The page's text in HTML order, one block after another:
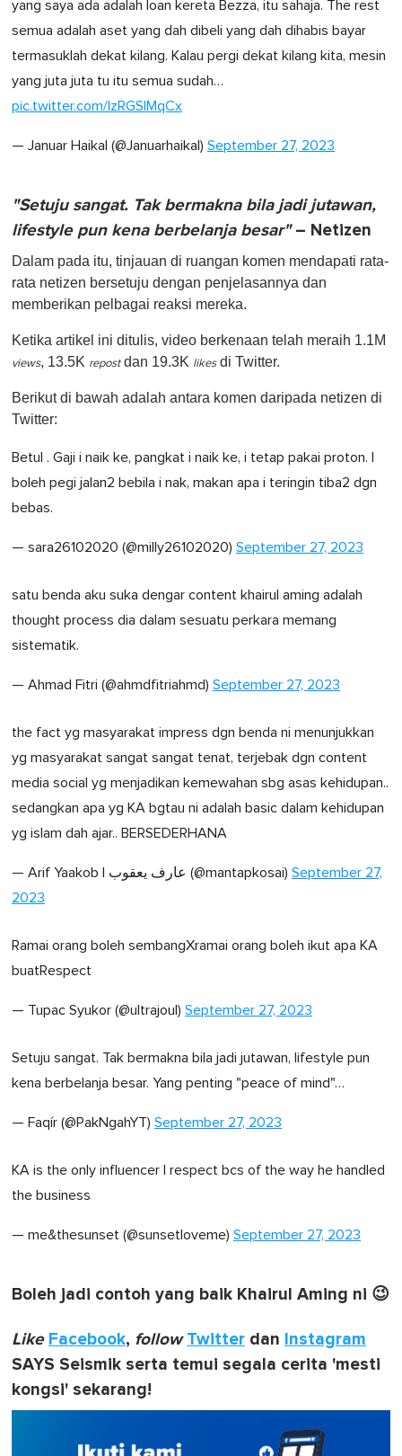
yang saya ada adalah loan kereta Bezza, itu sahaja. The rest
semua adalah aset yang dah dibeli yang dah dihabis bayar
termasuklah dekat kilang. Kalau pergi dekat kilang kita, mesin
yang juta juta tu itu semua sudah…
pic.twitter.com/lzRGSIMqCx
— Januar Haikal (@Januarhaikal) September 27, 2023
"Setuju sangat. Tak bermakna bila jadi jutawan,
lifestyle pun kena berbelanja besar"– Netizen
Dalam pada itu, tinjauan di ruangan komen mendapati rata-
rata netizen bersetuju dengan penjelasannya dan
memberikan pelbagai reaksi mereka.
Ketika artikel ini ditulis, video berkenaan telah meraih 1.1M
views, 13.5K repostdan 19.3K likesdi Twitter.
Berikut di bawah adalah antara komen daripada netizen di
Twitter:
Betul . Gaji i naik ke, pangkat i naik ke, i tetap pakai proton. I
boleh pegi jalan2 bebila i nak, makan apa i teringin tiba2 dgn
bebas.
— sara26102020 (@milly26102020) September 27, 2023
satu benda aku suka dengar content khairul aming adalah
thought process dia dalam sesuatu perkara memang
sistematik.
— Ahmad Fitri (@ahmdfitriahmd) September 27, 2023
the fact yg masyarakat impress dgn benda ni menunjukkan
yg masyarakat sangat sangat tenat, terjebak dgn content
media social yg menjadikan kemewahan sbg asas kehidupan..
sedangkan apa yg KA bgtau ni adalah basic dalam kehidupan
yg islam dah ajar.. BERSEDERHANA
— Arif Yaakob | عارف يعقوب (@mantapkosai) September 27,
2023
Ramai orang boleh sembangXramai orang boleh ikut apa KA
buatRespect
— Tupac Syukor (@ultrajoul) September 27, 2023
Setuju sangat. Tak bermakna bila jadi jutawan, lifestyle pun
kena berbelanja besar. Yang penting "peace of mind"…
— Faqír (@PakNgahYT) September 27, 2023
KA is the only influencer I respect bcs of the way he handled
the business
— me&thesunset (@sunsetloveme) September 27, 2023
Boleh jadi contoh yang baik Khairul Aming ni 😉
Like Facebook, follow Twitter dan Instagram
SAYS Seismik serta temui segala cerita 'mesti
kongsi' sekarang!